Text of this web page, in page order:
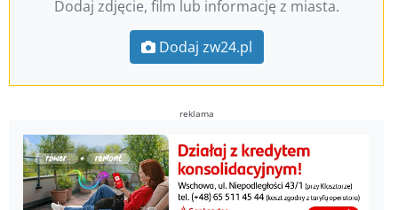
Dodaj zdjęcie, film lub informację z miasta.
Dodaj zw24.pl
reklama